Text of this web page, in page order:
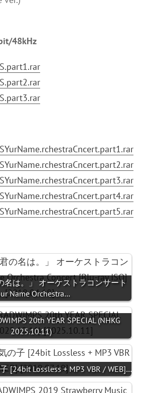
48kHz
名は。」 オーケストラコンサート
Name Orchestra…
20th YEAR SPECIAL (NHKG
2025.10.11)
[24bit Lossless + MP3 VBR / WEB]…